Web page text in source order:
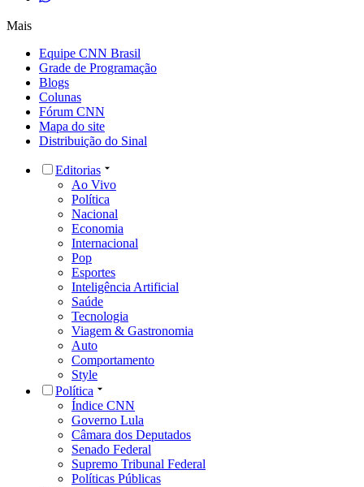
Mais
Equipe CNN Brasil
Grade de Programação
Blogs
Colunas
Fórum CNN
Mapa do site
Distribuição do Sinal
Editorias
Ao Vivo
Política
Nacional
Economia
Internacional
Pop
Esportes
Inteligência Artificial
Saúde
Tecnologia
Viagem & Gastronomia
Auto
Comportamento
Style
Política
Índice CNN
Governo Lula
Câmara dos Deputados
Senado Federal
Supremo Tribunal Federal
Políticas Públicas